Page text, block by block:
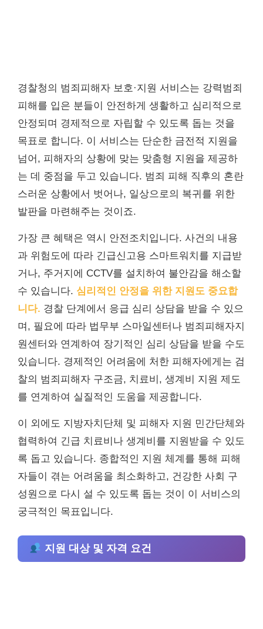
경찰청의 범죄피해자 보호·지원 서비스는 강력범죄
피해를 입은 분들이 안전하게 생활하고 심리적으로
안정되며 경제적으로 자립할 수 있도록 돕는 것을
목표로 합니다. 이 서비스는 단순한 금전적 지원을
넘어, 피해자의 상황에 맞는 맞춤형 지원을 제공하
는 데 중점을 두고 있습니다. 범죄 피해 직후의 혼란
스러운 상황에서 벗어나, 일상으로의 복귀를 위한
발판을 마련해주는 것이죠.
가장 큰 혜택은 역시 안전조치입니다. 사건의 내용
과 위험도에 따라 긴급신고용 스마트워치를 지급받
거나, 주거지에 CCTV를 설치하여 불안감을 해소할
수 있습니다. 심리적인 안정을 위한 지원도 중요합
니다. 경찰 단계에서 응급 심리 상담을 받을 수 있으
며, 필요에 따라 법무부 스마일센터나 범죄피해자지
원센터와 연계하여 장기적인 심리 상담을 받을 수도
있습니다. 경제적인 어려움에 처한 피해자에게는 검
찰의 범죄피해자 구조금, 치료비, 생계비 지원 제도
를 연계하여 실질적인 도움을 제공합니다.
이 외에도 지방자치단체 및 피해자 지원 민간단체와
협력하여 긴급 치료비나 생계비를 지원받을 수 있도
록 돕고 있습니다. 종합적인 지원 체계를 통해 피해
자들이 겪는 어려움을 최소화하고, 건강한 사회 구
성원으로 다시 설 수 있도록 돕는 것이 이 서비스의
궁극적인 목표입니다.
지원 대상 및 자격 요건